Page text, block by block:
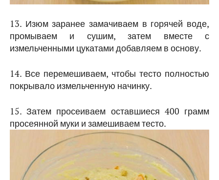
13. Изюм заранее замачиваем в горячей воде,
промываем и сушим, затем вместе с
измельченными цукатами добавляем в основу.
14. Все перемешиваем, чтобы тесто полностью
покрывало измельченную начинку.
15. Затем просеиваем оставшиеся 400 грамм
просеянной муки и замешиваем тесто.